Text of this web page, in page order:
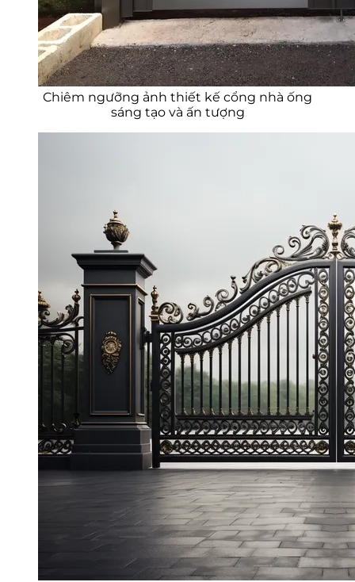
Chiêm ngưỡng ảnh thiết kế cổng nhà ống
sáng tạo và ấn tượng